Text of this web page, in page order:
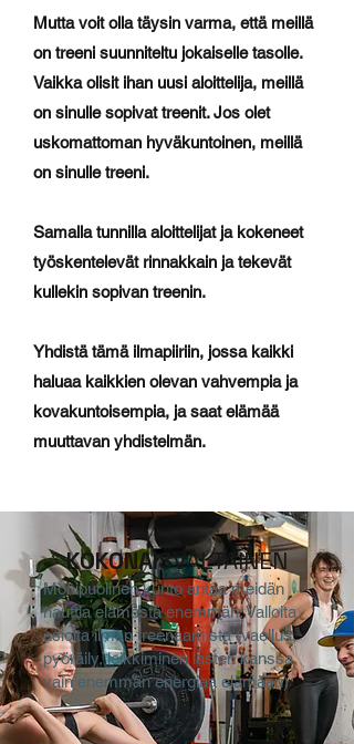
Mutta voit olla täysin varma, että meillä
on treeni suunniteltu jokaiselle tasolle.
Vaikka olisit ihan uusi aloittelija, meillä
on sinulle sopivat treenit. Jos olet
uskomattoman hyväkuntoinen, meillä
on sinulle treeni.
Samalla tunnilla aloittelijat ja kokeneet
työskentelevät rinnakkain ja tekevät
kullekin sopivan treenin.
Yhdistä tämä ilmapiiriin, jossa kaikki
haluaa kaikkien olevan vahvempia ja
kovakuntoisempia, ja saat elämää
muuttavan yhdistelmän.
KOKONAISVALTAINEN
Monipuolinen kunto antaa meidän
nauttia elämästä enemmän. Valloita
asioita ilman treenaamista (vaellus,
pyöräily, leikkiminen lasten kanssa,
vain enemmän energiaa elämään)